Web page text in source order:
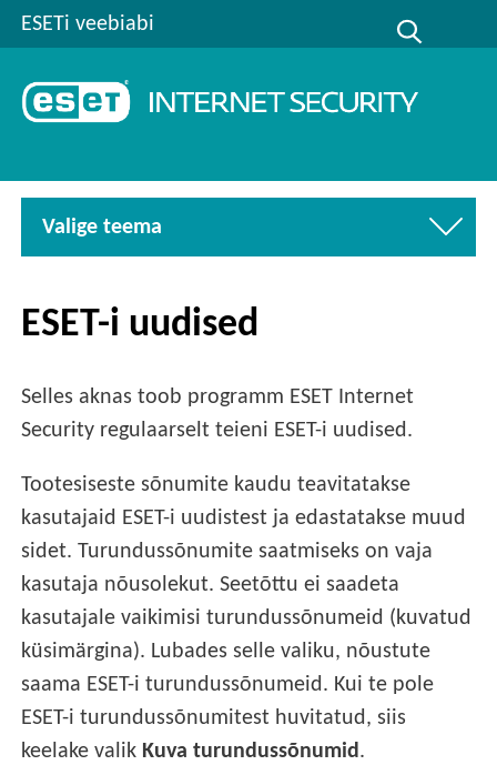
ESETi veebiabi
Valige teema
ESET-i uudised
Selles aknas toob programm ESET Internet
Security regulaarselt teieni ESET-i uudised.
Tootesiseste sõnumite kaudu teavitatakse
kasutajaid ESET-i uudistest ja edastatakse muud
sidet. Turundussõnumite saatmiseks on vaja
kasutaja nõusolekut. Seetõttu ei saadeta
kasutajale vaikimisi turundussõnumeid (kuvatud
küsimärgina). Lubades selle valiku, nõustute
saama ESET-i turundussõnumeid. Kui te pole
ESET-i turundussõnumitest huvitatud, siis
keelake valik Kuva turundussõnumid.